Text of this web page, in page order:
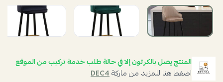
المنتج يصل بالكرتون إلا في حالة طلب خدمة تركيب من الموقع
اضغط هنا للمزيد من ماركةDEC4